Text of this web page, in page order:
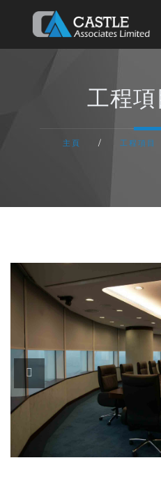
主頁
聯絡我們
工程
主頁 / 工程項目